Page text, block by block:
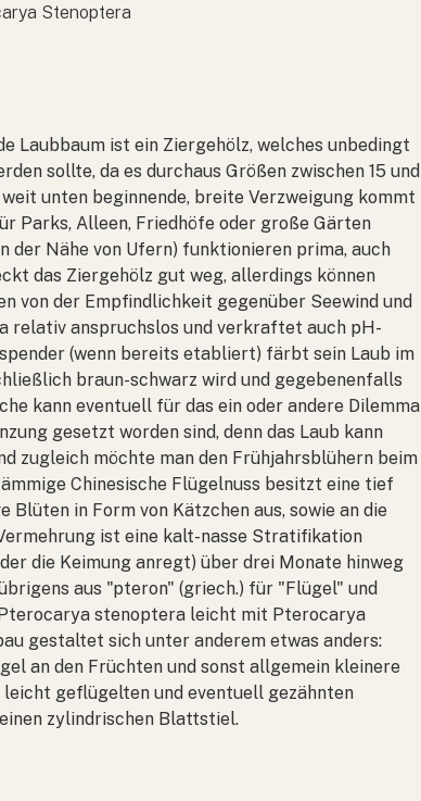
Stenoptera
Laubbaum ist ein Ziergehölz, welches unbedingt
sollte, da es durchaus Größen zwischen 15 und
unten beginnende, breite Verzweigung kommt
Parks, Alleen, Friedhöfe oder große Gärten
Nähe von Ufern) funktionieren prima, auch
das Ziergehölz gut weg, allerdings können
von der Empfindlichkeit gegenüber Seewind und
relativ anspruchslos und verkraftet auch pH-
(wenn bereits etabliert) färbt sein Laub im
braun-schwarz wird und gegebenenfalls
kann eventuell für das ein oder andere Dilemma
gesetzt worden sind, denn das Laub kann
zugleich möchte man den Frühjahrsblühern beim
Chinesische Flügelnuss besitzt eine tief
in Form von Kätzchen aus, sowie an die
ist eine kalt-nasse Stratifikation
die Keimung anregt) über drei Monate hinweg
aus "pteron" (griech.) für "Flügel" und
stenoptera leicht mit Pterocarya
gestaltet sich unter anderem etwas anders:
an den Früchten und sonst allgemein kleinere
leicht geflügelten und eventuell gezähnten
einen zylindrischen Blattstiel.